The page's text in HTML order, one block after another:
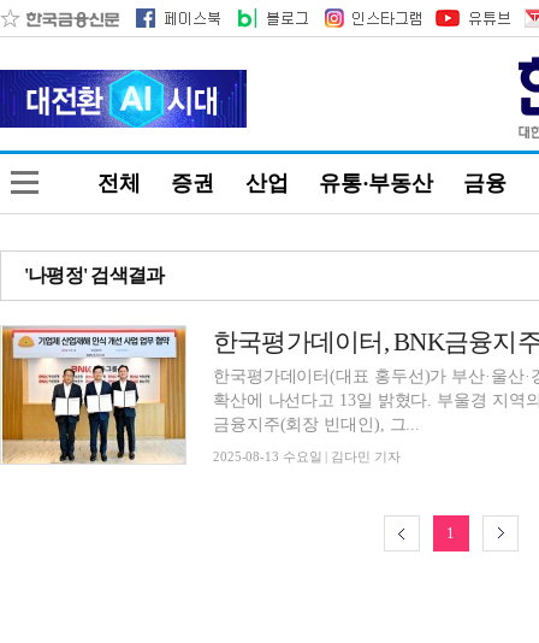
전체 증권 산업 유통·부동산 금융
'나평정' 검색결과
한국평가데이터(대표 홍두선)가 부산·울산
확산에 나선다고 13일 밝혔다. 부울경 지역
금융지주(회장 빈대인), 그...
2025-08-13 수요일 | 김다민 기자
1